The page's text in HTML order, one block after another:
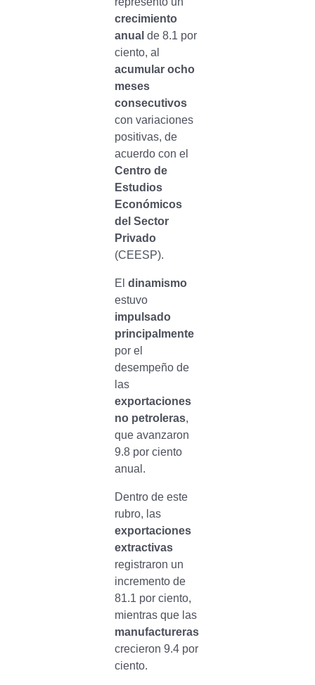
crecimiento
anual de 8.1 por
ciento, al
acumular ocho
meses
consecutivos
con variaciones
positivas, de
acuerdo con el
Centro de
Estudios
Económicos
del Sector
Privado
(CEESP).
El dinamismo
estuvo
impulsado
principalmente
por el
desempeño de
las
exportaciones
no petroleras,
que avanzaron
9.8 por ciento
anual.
Dentro de este
rubro, las
exportaciones
extractivas
registraron un
incremento de
81.1 por ciento,
mientras que las
manufactureras
crecieron 9.4 por
ciento.